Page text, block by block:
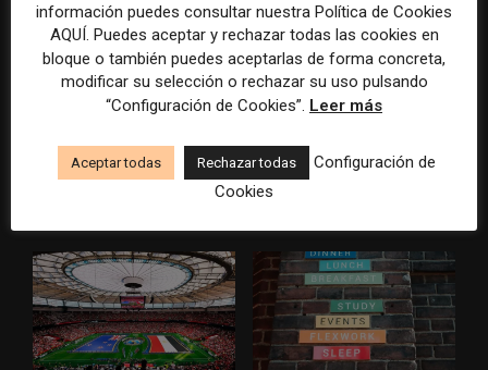
Los medios tienen audiencia,
cómo activar a los lectores
que siguen las noticias en
El buzón como nueva
medios para conquistar
ciudad a ciudad
información puedes consultar nuestra Política de Cookies
AQUÍ. Puedes aceptar y rechazar todas las cookies en
bloque o también puedes aceptarlas de forma concreta,
modificar su selección o rechazar su uso pulsando
“Configuración de Cookies”. Leer más
Aceptar todas Rechazar todas
Configuración de
Cookies